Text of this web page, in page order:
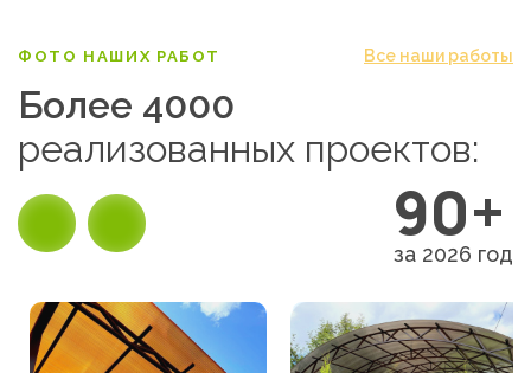
ФОТО НАШИХ РАБОТ Все наши работы
Более 4000
реализованных проектов:
90+
за 2026 год